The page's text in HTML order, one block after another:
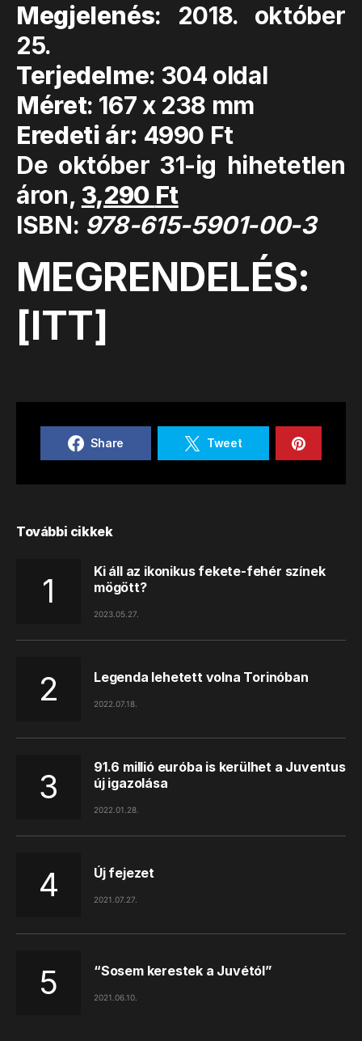
Megjelenés: 2018. október
25.
Terjedelme: 304 oldal
Méret: 167 x 238 mm
Eredeti ár: 4990 Ft
De október 31-ig hihetetlen
áron, 3,290 Ft
ISBN: 978-615-5901-00-3
MEGRENDELÉS:
[ITT]
Share Tweet
További cikkek
Ki áll az ikonikus fekete-fehér színek
mögött?
2023.05.27.
Legenda lehetett volna Torinóban
2022.07.18.
91.6 millió euróba is kerülhet a Juventus
új igazolása
2022.01.28.
Új fejezet
2021.07.27.
“Sosem kerestek a Juvétól”
2021.06.10.